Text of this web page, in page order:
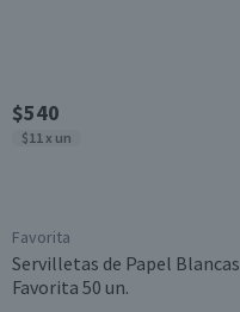
$540
$11 x un
Favorita
Servilletas de Papel Blancas
Favorita 50 un.